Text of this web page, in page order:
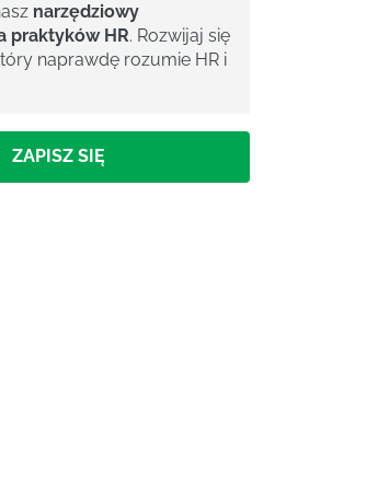
narzędziowy
praktyków HR. Rozwijaj się
naprawdę rozumie HR i
ZAPISZ SIĘ